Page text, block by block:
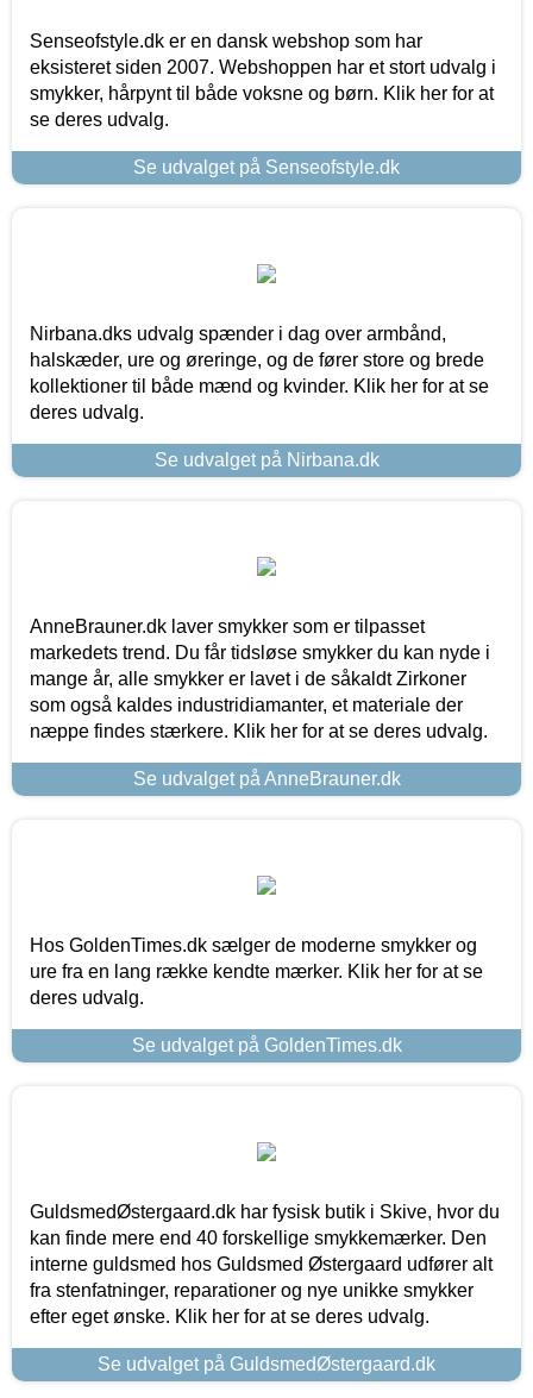
Senseofstyle.dk er en dansk webshop som har
eksisteret siden 2007. Webshoppen har et stort udvalg i
smykker, hårpynt til både voksne og børn. Klik her for at
se deres udvalg.
Se udvalget på Senseofstyle.dk
Nirbana.dks udvalg spænder i dag over armbånd,
halskæder, ure og øreringe, og de fører store og brede
kollektioner til både mænd og kvinder. Klik her for at se
deres udvalg.
Se udvalget på Nirbana.dk
AnneBrauner.dk laver smykker som er tilpasset
markedets trend. Du får tidsløse smykker du kan nyde i
mange år, alle smykker er lavet i de såkaldt Zirkoner
som også kaldes industridiamanter, et materiale der
næppe findes stærkere. Klik her for at se deres udvalg.
Se udvalget på AnneBrauner.dk
Hos GoldenTimes.dk sælger de moderne smykker og
ure fra en lang række kendte mærker. Klik her for at se
deres udvalg.
Se udvalget på GoldenTimes.dk
GuldsmedØstergaard.dk har fysisk butik i Skive, hvor du
kan finde mere end 40 forskellige smykkemærker. Den
interne guldsmed hos Guldsmed Østergaard udfører alt
fra stenfatninger, reparationer og nye unikke smykker
efter eget ønske. Klik her for at se deres udvalg.
Se udvalget på GuldsmedØstergaard.dk